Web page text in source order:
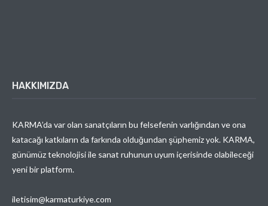
HAKKIMIZDA
KARMA’da var olan sanatçıların bu felsefenin varlığından ve ona
katacağı katkıların da farkında olduğundan şüphemiz yok. KARMA,
günümüz teknolojisi ile sanat ruhunun uyum içerisinde olabileceği
yeni bir platform.
iletisim@karmaturkiye.com